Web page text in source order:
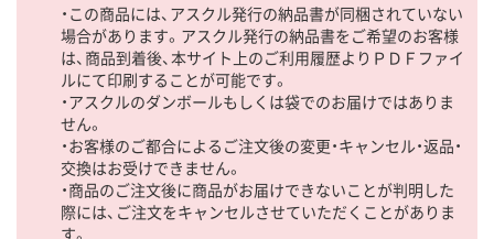
・この商品には、アスクル発行の納品書が同梱されていない
場合があります。アスクル発行の納品書をご希望のお客様
は、商品到着後、本サイト上のご利用履歴よりＰＤＦファイ
ルにて印刷することが可能です。
・アスクルのダンボールもしくは袋でのお届けではありま
せん。
・お客様のご都合によるご注文後の変更・キャンセル・返品・
交換はお受けできません。
・商品のご注文後に商品がお届けできないことが判明した
際には、ご注文をキャンセルさせていただくことがありま
す。